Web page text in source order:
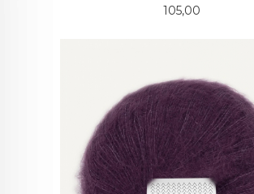
Pris
105,00